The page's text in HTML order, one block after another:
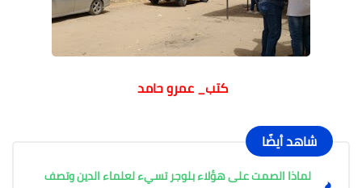
كتب_ عمرو حامد
شاهد أيضًا
لماذا الصمت على هؤلاء بلوجر تسيء لعلماء الدين وتصف